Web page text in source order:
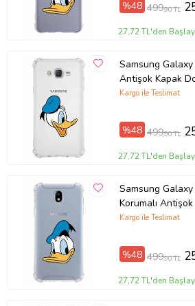
Ürün Kodu:kcm44925657
%48 499,90 TL
27,72 TL'den
Samsung Galaxy J7 Köşe
Antişok Kapak
Kargo ile Teslimat
%48 499,90 TL
27,72 TL'den
Samsung Galaxy J7
Korumalı
Kargo ile Teslimat
%48 499,90 TL
27,72 TL'den